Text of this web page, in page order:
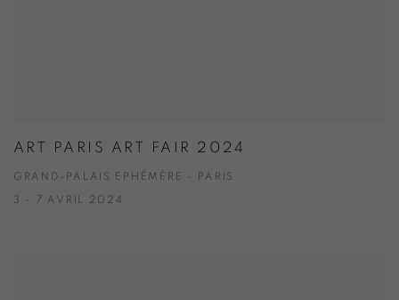
ART PARIS ART FAIR 2024
GRAND-PALAIS EPHÉMÈRE - PARIS
3 - 7 AVRIL 2024